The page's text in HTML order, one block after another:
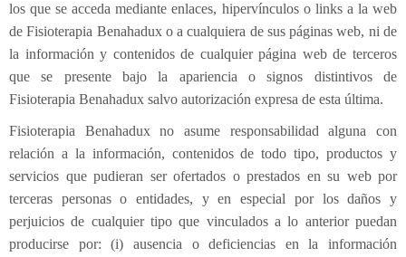
los que se acceda mediante enlaces, hipervínculos o links a la web
de Fisioterapia Benahadux o a cualquiera de sus páginas web, ni de
la información y contenidos de cualquier página web de terceros
que se presente bajo la apariencia o signos distintivos de
Fisioterapia Benahadux salvo autorización expresa de esta última.
Fisioterapia Benahadux no asume responsabilidad alguna con
relación a la información, contenidos de todo tipo, productos y
servicios que pudieran ser ofertados o prestados en su web por
terceras personas o entidades, y en especial por los daños y
perjuicios de cualquier tipo que vinculados a lo anterior puedan
producirse por: (i) ausencia o deficiencias en la información